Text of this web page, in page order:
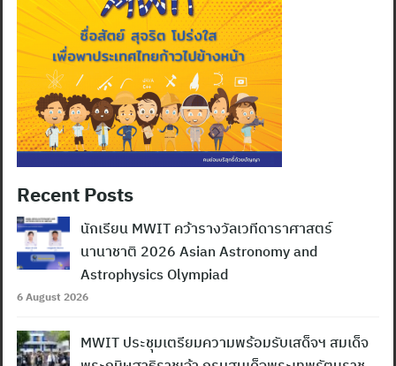
Recent Posts
นักเรียน MWIT คว้ารางวัลเวทีดาราศาสตร์
นานาชาติ 2026 Asian Astronomy and
Astrophysics Olympiad
6 August 2026
MWIT ประชุมเตรียมความพร้อมรับเสด็จฯ สมเด็จ